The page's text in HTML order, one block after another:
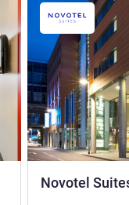
Novotel